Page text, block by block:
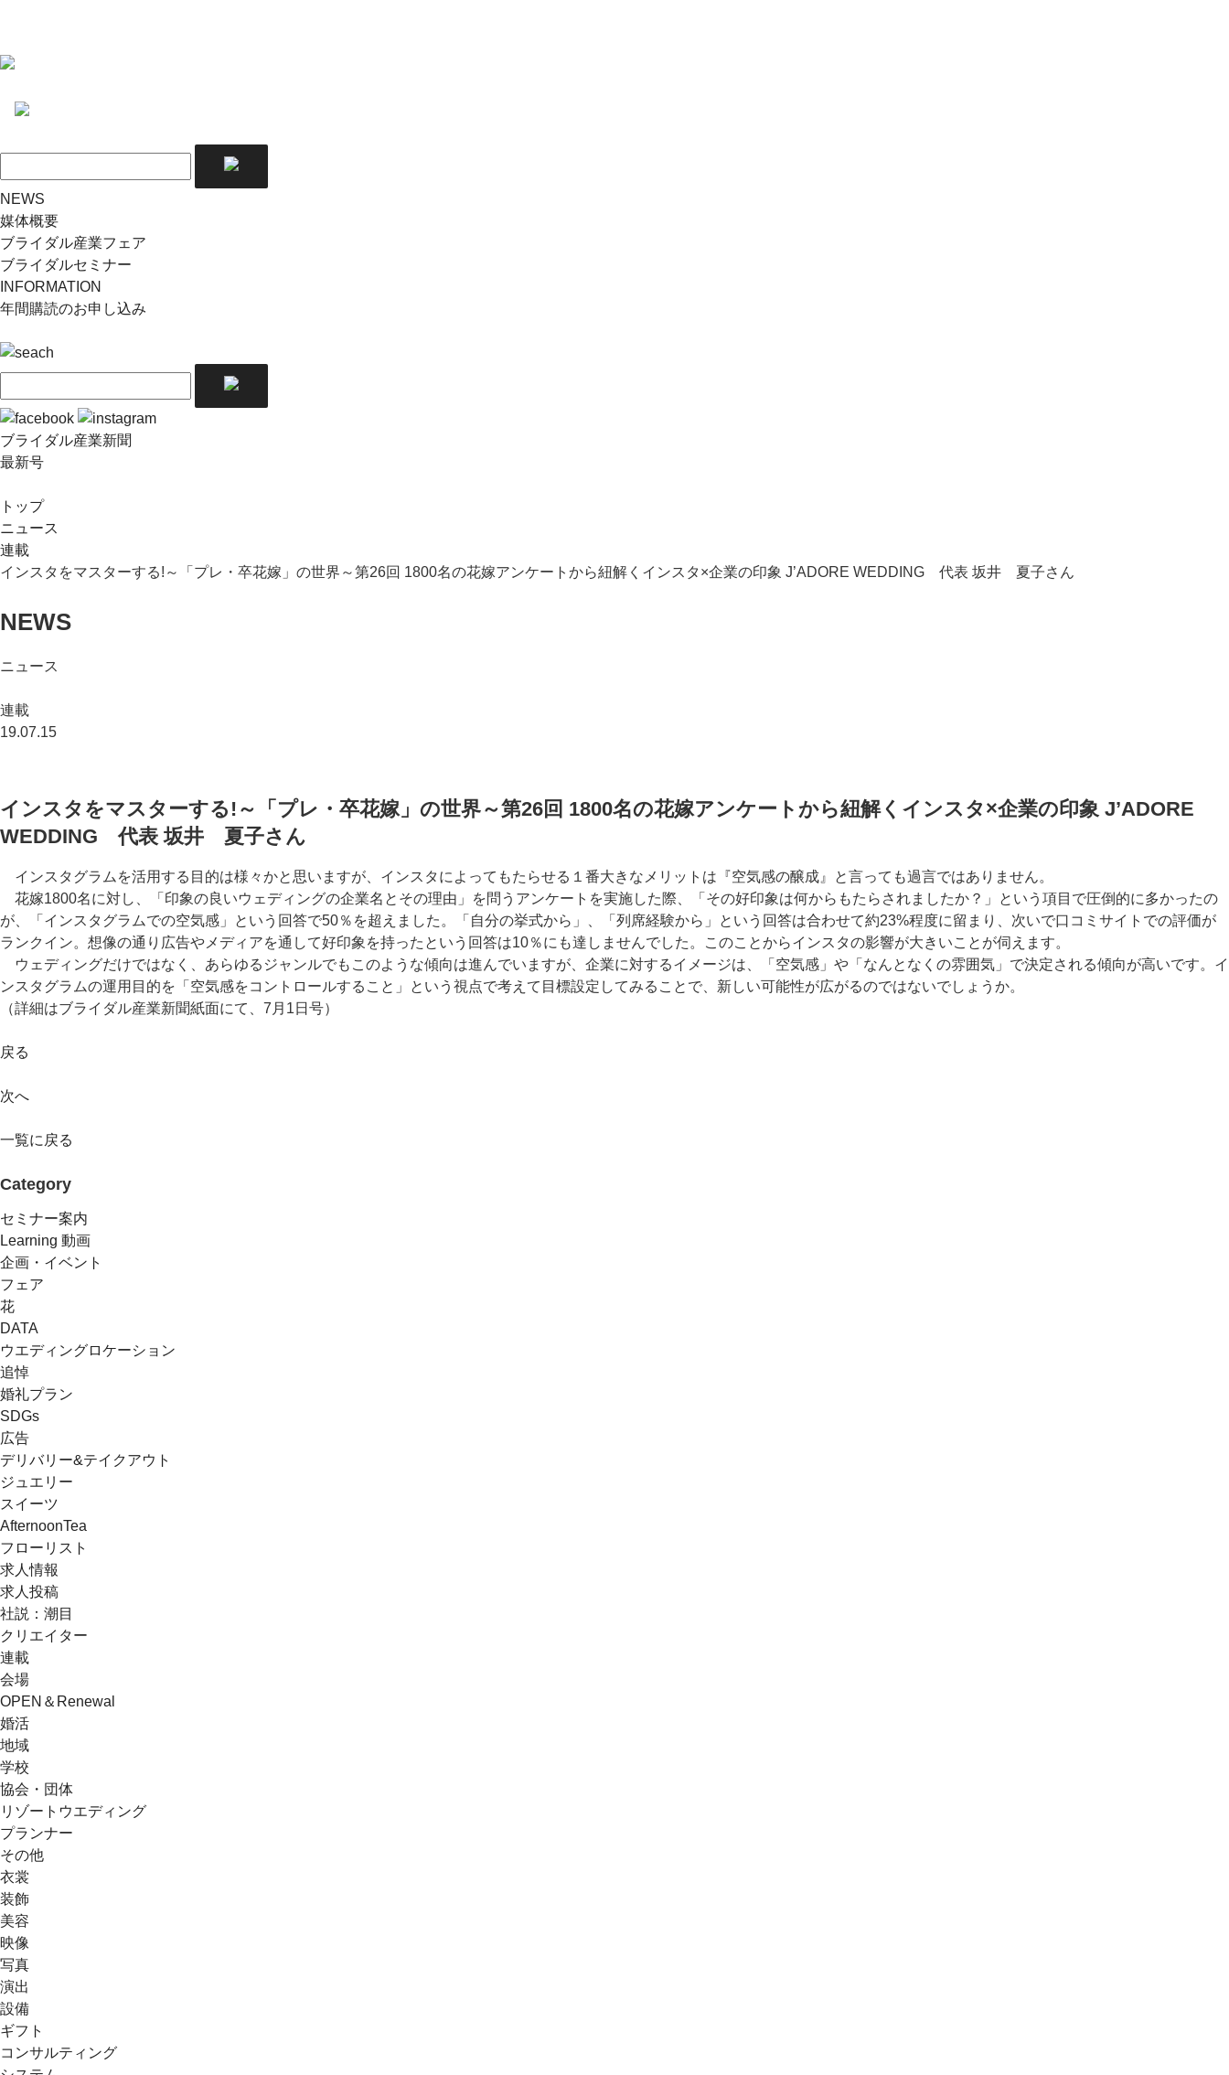
NEWS
媒体概要
ブライダル産業フェア
ブライダルセミナー
INFORMATION
年間購読のお申し込み
ブライダル産業新聞
最新号
トップ
ニュース
連載
インスタをマスターする!～「プレ・卒花嫁」の世界～第26回 1800名の花嫁アンケートから紐解くインスタ×企業の印象 J’ADORE WEDDING 代表 坂井 夏子さん
NEWS
ニュース
連載
19.07.15
インスタをマスターする!～「プレ・卒花嫁」の世界～第26回 1800名の花嫁アンケートから紐解くインスタ×企業の印象 J’ADORE
WEDDING 代表 坂井 夏子さん
インスタグラムを活用する目的は様々かと思いますが、インスタによってもたらせる１番大きなメリットは『空気感の醸成』と言っても過言ではありません。
花嫁1800名に対し、「印象の良いウェディングの企業名とその理由」を問うアンケートを実施した際、「その好印象は何からもたらされましたか？」という項目で圧倒的に多かったの
が、「インスタグラムでの空気感」という回答で50％を超えました。「自分の挙式から」、「列席経験から」という回答は合わせて約23%程度に留まり、次いで口コミサイトでの評価が
ランクイン。想像の通り広告やメディアを通して好印象を持ったという回答は10％にも達しませんでした。このことからインスタの影響が大きいことが伺えます。
ウェディングだけではなく、あらゆるジャンルでもこのような傾向は進んでいますが、企業に対するイメージは、「空気感」や「なんとなくの雰囲気」で決定される傾向が高いです。イ
ンスタグラムの運用目的を「空気感をコントロールすること」という視点で考えて目標設定してみることで、新しい可能性が広がるのではないでしょうか。
（詳細はブライダル産業新聞紙面にて、7月1日号）
戻る
次へ
一覧に戻る
Category
セミナー案内
Learning 動画
企画・イベント
フェア
花
DATA
ウエディングロケーション
追悼
婚礼プラン
SDGs
広告
デリバリー&テイクアウト
ジュエリー
スイーツ
AfternoonTea
フローリスト
求人情報
求人投稿
社説：潮目
クリエイター
連載
会場
OPEN＆Renewal
婚活
地域
学校
協会・団体
リゾートウエディング
プランナー
その他
衣裳
装飾
美容
映像
写真
演出
設備
ギフト
コンサルティング